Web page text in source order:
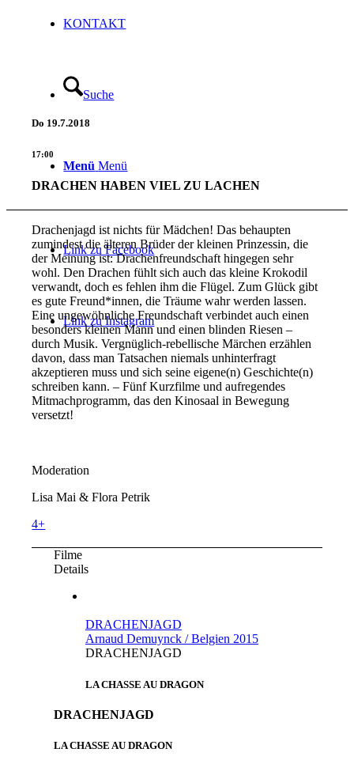
KONTAKT
Suche
Menü Menü
Link zu Facebook
Link zu Instagram
Do 19.7.2018
17:00
DRACHEN HABEN VIEL ZU LACHEN
Drachenjagd ist nichts für Mädchen! Das behaupten
zumindest die älteren Brüder der kleinen Prinzessin, die
der Meinung ist: Drachenfreundschaft hingegen sehr
wohl. Den Drachen fühlt sich auch das kleine Krokodil
verwandt, doch es fehlen ihm die Flügel. Zum Glück gibt
es gute Freund*innen, die Träume wahr werden lassen.
Eine ungewöhnliche Freundschaft verbindet auch einen
besonders kleinen Mann und einen blinden Riesen –
durch Musik. Vergnüglich-rebellische Märchen erzählen
davon, dass man Tatsachen niemals unhinterfragt
akzeptieren muss und sich seine eigene(n) Geschichte(n)
schreiben kann. – Fünf Kurzfilme und aufregendes
Mitmachprogramm, das den Kinosaal in Bewegung
versetzt!
Moderation
Lisa Mai & Flora Petrik
4+
Filme
Details
DRACHENJAGD
Arnaud Demuynck / Belgien 2015
DRACHENJAGD
LA CHASSE AU DRAGON
DRACHENJAGD
LA CHASSE AU DRAGON